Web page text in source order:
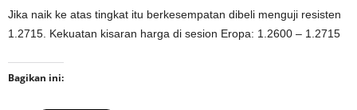
Jika naik ke atas tingkat itu berkesempatan dibeli menguji resisten
1.2715. Kekuatan kisaran harga di sesion Eropa: 1.2600 – 1.2715
Bagikan ini: